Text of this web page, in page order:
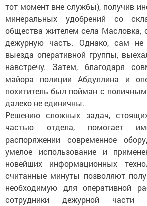
тот момент вне службы), получив
минеральных удобрений со
общества жителем села Масловка,
дежурную часть. Однако, сам не
выезда оперативной группы,
навстречу. Затем, благодаря
майора полиции Абдуллина и
похититель был пойман с
далеко не единичны.
Решению сложных задач,
частью отдела, помогает
распоряжении современное
умелое использование и
новейших информационных
считанные минуты позволяют
необходимую для оперативной
сотрудники дежурной части